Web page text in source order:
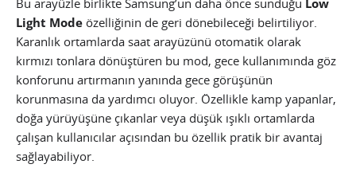
Bu arayüzle birlikte Samsung’un daha önce sunduğu Low
Light Mode özelliğinin de geri dönebileceği belirtiliyor.
Karanlık ortamlarda saat arayüzünü otomatik olarak
kırmızı tonlara dönüştüren bu mod, gece kullanımında göz
konforunu artırmanın yanında gece görüşünün
korunmasına da yardımcı oluyor. Özellikle kamp yapanlar,
doğa yürüyüşüne çıkanlar veya düşük ışıklı ortamlarda
çalışan kullanıcılar açısından bu özellik pratik bir avantaj
sağlayabiliyor.